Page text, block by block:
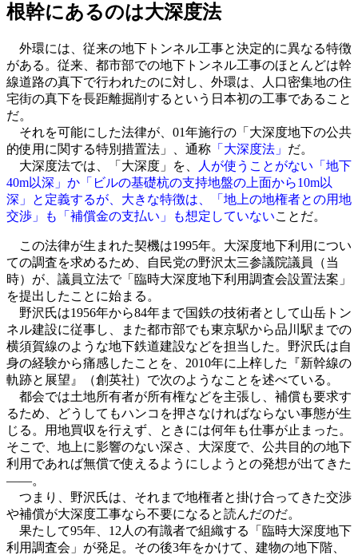
根幹にあるのは大深度法
外環には、従来の地下トンネル工事と決定的に異なる特徴
がある。従来、都市部での地下トンネル工事のほとんどは幹
線道路の真下で行われたのに対し、外環は、人口密集地の住
宅街の真下を長距離掘削するという日本初の工事であること
だ。
それを可能にした法律が、01年施行の「大深度地下の公共
的使用に関する特別措置法」、通称 「大深度法」 だ。
大深度法では、「大深度」を、
人が使うことがない「地下
40m以深」か「ビルの基礎杭の支持地盤の上面から10m以
深」と定義するが、大きな特徴は、「地上の地権者との用地
交渉」も「補償金の支払い」も想定していないことだ。
この法律が生まれた契機は1995年。大深度地下利用につい
ての調査を求めるため、自民党の野沢太三参議院議員（当
時）が、議員立法で「臨時大深度地下利用調査会設置法案」
を提出したことに始まる。
野沢氏は1956年から84年まで国鉄の技術者として山岳トン
ネル建設に従事し、また都市部でも東京駅から品川駅までの
横須賀線のような地下鉄道建設などを担当した。野沢氏は自
身の経験から痛感したことを、2010年に上梓した『新幹線の
軌跡と展望』（創英社）で次のようなことを述べている。
都会では土地所有者が所有権などを主張し、補償も要求す
るため、どうしてもハンコを押さなければならない事態が生
じる。用地買収を行えず、ときには何年も仕事が止まった。
そこで、地上に影響のない深さ、大深度で、公共目的の地下
利用であれば無償で使えるようにしようとの発想が出てきた
――。
つまり、野沢氏は、それまで地権者と掛け合ってきた交渉
や補償が大深度工事なら不要になると読んだのだ。
果たして95年、12人の有識者で組織する「臨時大深度地下
利用調査会」が発足。その後3年をかけて、建物の地下階、